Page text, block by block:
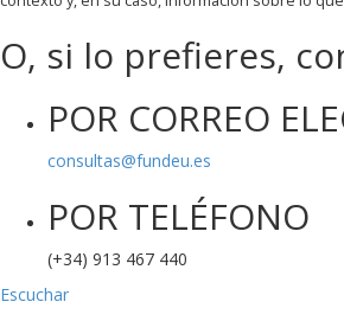
O, si lo prefieres,
POR CORREO
consultas@fundeu.es
POR TELÉFONO
(+34) 913 467 440
Escuchar